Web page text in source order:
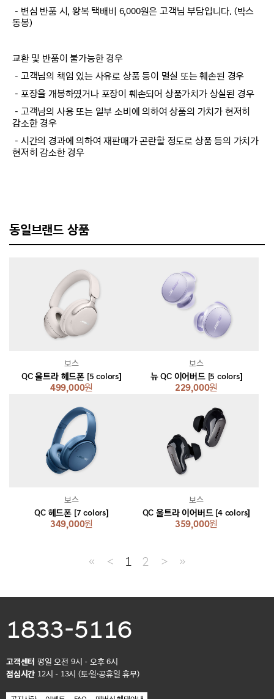
－변심 반품 시, 왕복 택배비 6,000원은 고객님 부담입니다. (박스
동봉)
교환 및 반품이 불가능한 경우
－고객님의 책임 있는 사유로 상품 등이 멸실 또는 훼손된 경우
－포장을 개봉하였거나 포장이 훼손되어 상품가치가 상실된 경우
－고객님의 사용 또는 일부 소비에 의하여 상품의 가치가 현저히
감소한 경우
－시간의 경과에 의하여 재판매가 곤란할 정도로 상품 등의 가치가
현저히 감소한 경우
동일브랜드 상품
QC 울트라 헤드폰 [5 colors]
499,000원
보스
뉴 QC 이어버드 [5 colors]
229,000원
보스
QC 헤드폰 [7 colors]
349,000원
보스
QC 울트라 이어버드 [4 colors]
359,000원
보스
≪ ＜ 1 2 ＞ ≫
1833-5116
고객센터 평일 오전 9시 - 오후 6시
점심시간 12시 - 13시 (토·일·공휴일 휴무)